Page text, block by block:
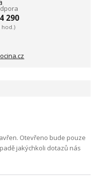
290
hod.)
Otevřeno bude pouze
jakýchkoli dotazů nás